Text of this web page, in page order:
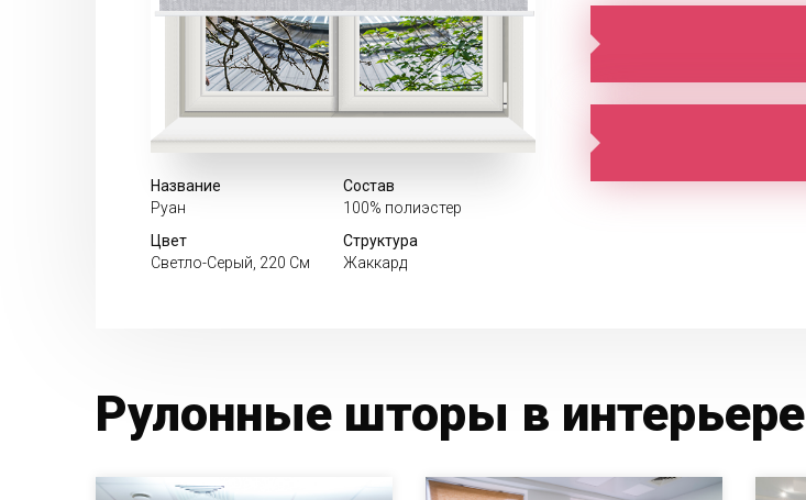
Название
Руан
Состав
100% полиэстер
Цвет
Светло-Серый, 220 См
Структура
Жаккард
Рулонные шторы в интерьере